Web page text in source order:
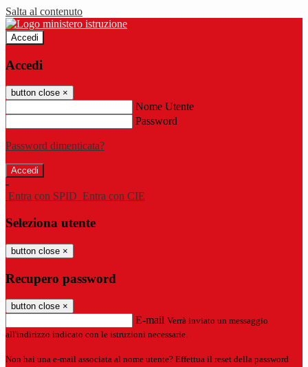
Salta al contenuto
Accedi
Accedi
button close ×
Nome Utente
Password
Password dimenticata?
-
Entra con SPID Entra con CIE
Seleziona utente
button close ×
Recupero password
button close ×
E-mail Verrà inviato un messaggio
all'indirizzo indicato con le istruzioni necessarie.
Non hai una e-mail associata al nome utente? Effettua il reset della password